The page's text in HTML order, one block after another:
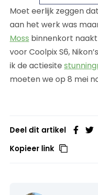
Moet eerlijk zeggen
aan het werk was
Moss binnenkort
voor Coolpix S6,
ik de actiesite
moeten we op 8 mei
Deel dit artikel
Kopieer link